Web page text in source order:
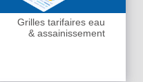
Grilles tarifaires eau
& assainissement